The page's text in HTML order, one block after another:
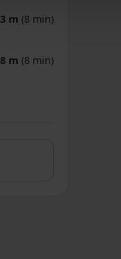
m (8 min)
m (8 min)